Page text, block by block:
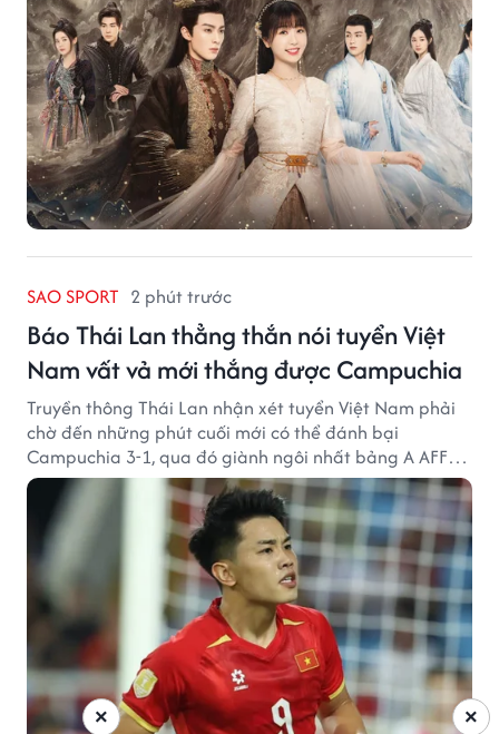
SAO SPORT 2 phút trước
Báo Thái Lan thẳng thắn nói tuyển Việt
Nam vất vả mới thắng được Campuchia
Truyền thông Thái Lan nhận xét tuyển Việt Nam phải
chờ đến những phút cuối mới có thể đánh bại
Campuchia 3-1, qua đó giành ngôi nhất bảng A AFF
Cup 2026.
×
×